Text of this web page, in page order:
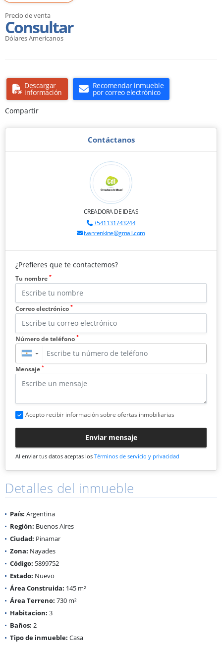
Precio de venta
Consultar
Dólares Americanos
Descargar
información
Recomendar inmueble
por correo electrónico
Compartir
Contáctanos
CREADORA DE IDEAS
+541131743244
ivanrenkine@gmail.com
¿Prefieres que te contactemos?
Tu nombre *
Correo electrónico *
Número de teléfono *
▼
Mensaje *
Acepto recibir información sobre ofertas inmobiliarias
Enviar mensaje
Al enviar tus datos aceptas los Términos de servicio y privacidad
Detalles del inmueble
País: Argentina
Región: Buenos Aires
Ciudad: Pinamar
Zona: Nayades
Código: 5899752
Estado: Nuevo
Área Construida: 145 m²
Área Terreno: 730 m²
Habitacion: 3
Baños: 2
Tipo de inmueble: Casa